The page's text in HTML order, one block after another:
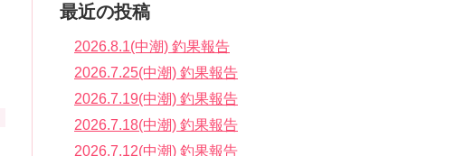
最近の投稿
2026.8.1(中潮) 釣果報告
2026.7.25(中潮) 釣果報告
2026.7.19(中潮) 釣果報告
2026.7.18(中潮) 釣果報告
2026.7.12(中潮) 釣果報告